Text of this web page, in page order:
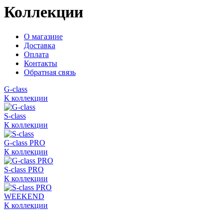
Коллекции
О магазине
Доставка
Оплата
Контакты
Обратная связь
G-class
К коллекции
S-class
К коллекции
G-class PRO
К коллекции
S-class PRO
К коллекции
WEEKEND
К коллекции